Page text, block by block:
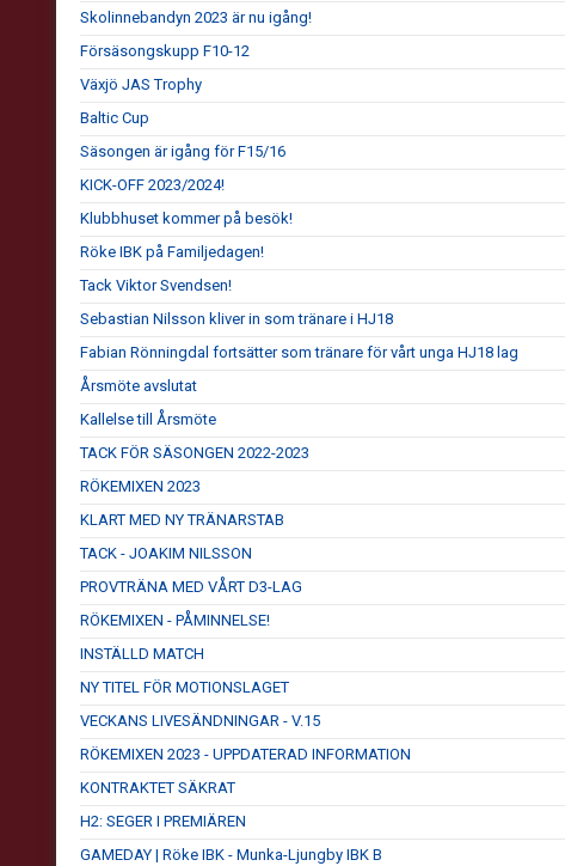
Skolinnebandyn 2023 är nu igång!
Försäsongskupp F10-12
Växjö JAS Trophy
Baltic Cup
Säsongen är igång för F15/16
KICK-OFF 2023/2024!
Klubbhuset kommer på besök!
Röke IBK på Familjedagen!
Tack Viktor Svendsen!
Sebastian Nilsson kliver in som tränare i HJ18
Fabian Rönningdal fortsätter som tränare för vårt unga HJ18 lag
Årsmöte avslutat
Kallelse till Årsmöte
TACK FÖR SÄSONGEN 2022-2023
RÖKEMIXEN 2023
KLART MED NY TRÄNARSTAB
TACK - JOAKIM NILSSON
PROVTRÄNA MED VÅRT D3-LAG
RÖKEMIXEN - PÅMINNELSE!
INSTÄLLD MATCH
NY TITEL FÖR MOTIONSLAGET
VECKANS LIVESÄNDNINGAR - V.15
RÖKEMIXEN 2023 - UPPDATERAD INFORMATION
KONTRAKTET SÄKRAT
H2: SEGER I PREMIÄREN
GAMEDAY | Röke IBK - Munka-Ljungby IBK B